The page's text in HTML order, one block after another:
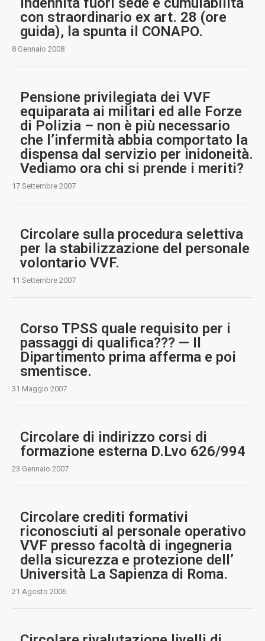
con straordinario ex art. 28 (ore
guida), la spunta il CONAPO.
8 Gennaio 2008
Pensione privilegiata dei VVF
equiparata ai militari ed alle Forze
di Polizia – non è più necessario
che l’infermità abbia comportato la
dispensa dal servizio per inidoneità.
Vediamo ora chi si prende i meriti?
17 Settembre 2007
Circolare sulla procedura selettiva
per la stabilizzazione del personale
volontario VVF.
11 Settembre 2007
Corso TPSS quale requisito per i
passaggi di qualifica??? — Il
Dipartimento prima afferma e poi
smentisce.
31 Maggio 2007
Circolare di indirizzo corsi di
formazione esterna D.Lvo 626/994
23 Gennaio 2007
Circolare crediti formativi
riconosciuti al personale operativo
VVF presso facoltà di ingegneria
della sicurezza e protezione dell’
Università La Sapienza di Roma.
21 Agosto 2006